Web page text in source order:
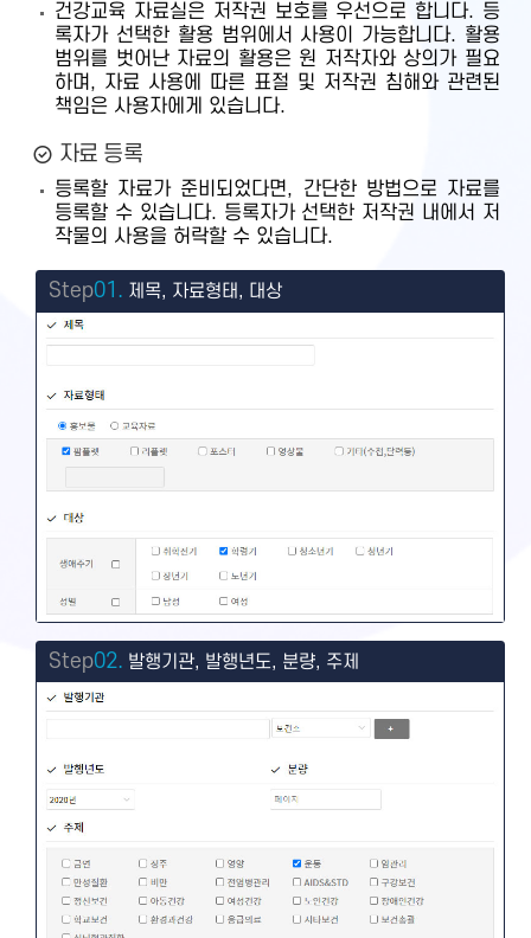
건강교육 자료실은 저작권 보호를 우선으로 합니다. 등
록자가 선택한 활용 범위에서 사용이 가능합니다. 활용
범위를 벗어난 자료의 활용은 원 저작자와 상의가 필요
하며, 자료 사용에 따른 표절 및 저작권 침해와 관련된
책임은 사용자에게 있습니다.
자료 등록
등록할 자료가 준비되었다면, 간단한 방법으로 자료를
등록할 수 있습니다. 등록자가 선택한 저작권 내에서 저
작물의 사용을 허락할 수 있습니다.
Step01. 제목, 자료형태, 대상
Step02. 발행기관, 발행년도, 분량, 주제